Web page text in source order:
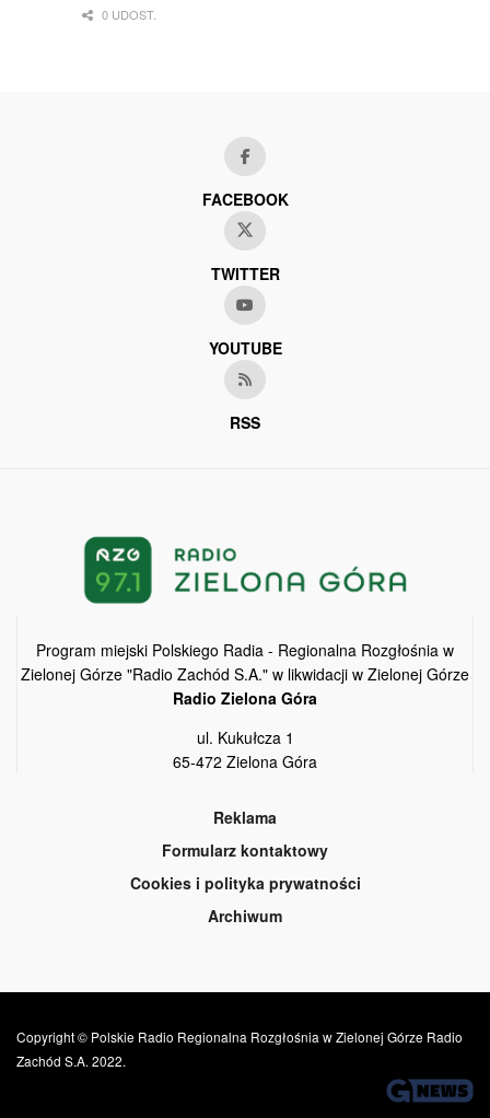
0 UDOST.
FACEBOOK
TWITTER
YOUTUBE
RSS
Program miejski Polskiego Radia - Regionalna Rozgłośnia w
Zielonej Górze "Radio Zachód S.A." w likwidacji w Zielonej Górze
Radio Zielona Góra
ul. Kukułcza 1
65-472 Zielona Góra
Reklama
Formularz kontaktowy
Cookies i polityka prywatności
Archiwum
Copyright © Polskie Radio Regionalna Rozgłośnia w Zielonej Górze Radio
Zachód S.A. 2022.